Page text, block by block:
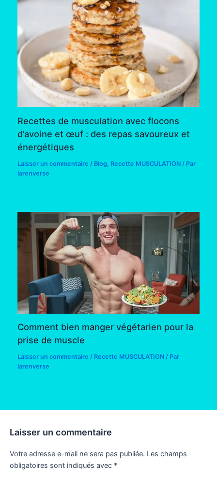
Recettes de musculation avec flocons
d’avoine et œuf : des repas savoureux et
énergétiques
Laisser un commentaire / Blog Recette MUSCULATION / Par
larenverse
Comment bien manger végétarien pour la
prise de muscle
Laisser un commentaire / Recette MUSCULATION / Par
larenverse
Laisser un commentaire
Votre adresse e-mail ne sera pas publiée. Les champs
obligatoires sont indiqués avec *